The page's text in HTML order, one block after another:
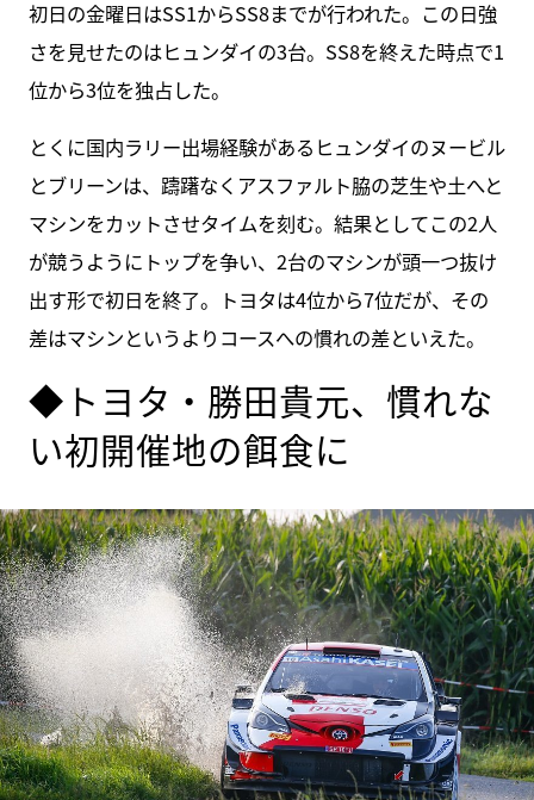
初日の金曜日はSS1からSS8までが行われた。この日強
さを見せたのはヒュンダイの3台。SS8を終えた時点で1
位から3位を独占した。
とくに国内ラリー出場経験があるヒュンダイのヌービル
とブリーンは、躊躇なくアスファルト脇の芝生や土へと
マシンをカットさせタイムを刻む。結果としてこの2人
が競うようにトップを争い、2台のマシンが頭一つ抜け
出す形で初日を終了。トヨタは4位から7位だが、その
差はマシンというよりコースへの慣れの差といえた。
◆トヨタ・勝田貴元、慣れな
い初開催地の餌食に